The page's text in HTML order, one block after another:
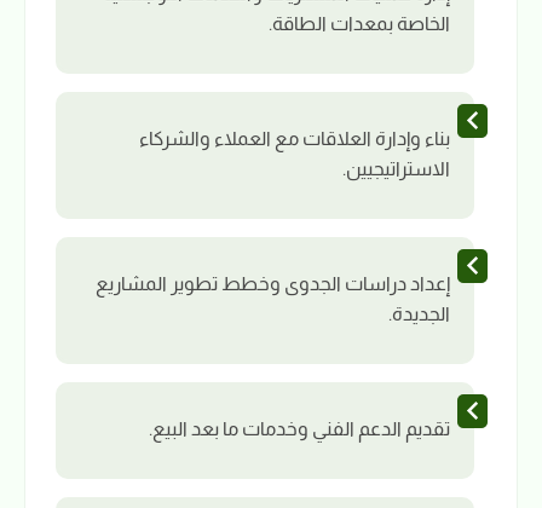
الخاصة بمعدات الطاقة.
بناء وإدارة العلاقات مع العملاء والشركاء
الاستراتيجيين.
إعداد دراسات الجدوى وخطط تطوير المشاريع
الجديدة.
تقديم الدعم الفني وخدمات ما بعد البيع.